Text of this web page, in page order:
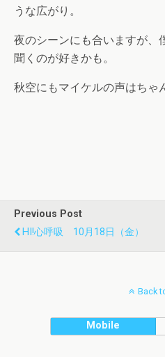
うな広がり。
夜のシーンにも合いますが、
聞くのが好きかも。
秋空にもマイケルの声はちゃ
Previous Post
HI!心呼吸 10月18日（金）
Back
Mobile